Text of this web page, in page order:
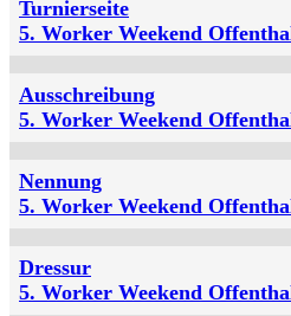
Turnierseite
5. Worker Weekend
Ausschreibung
5. Worker Weekend
Nennung
5. Worker Weekend
Dressur
5. Worker Weekend